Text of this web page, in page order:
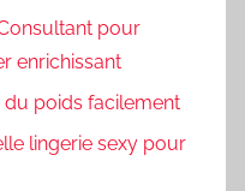
pour
enrichissant
poids facilement
lingerie sexy pour